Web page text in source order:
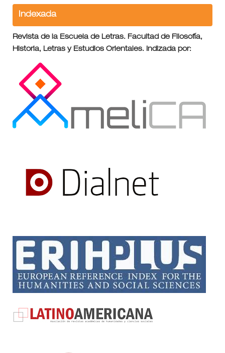
Indexada
Revista de la Escuela de Letras. Facultad de Filosofía,
Historia, Letras y Estudios Orientales. Indizada por: